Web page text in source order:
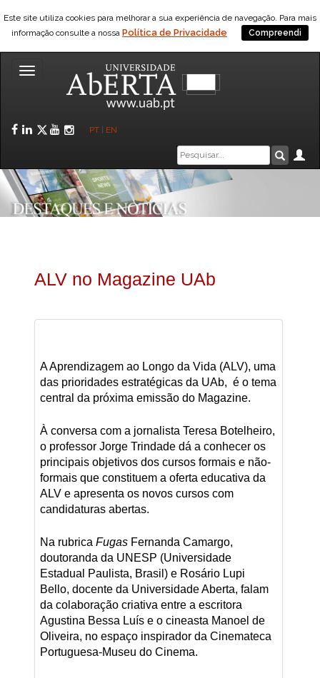
Este site utiliza cookies para melhorar a sua experiência de navegação. Para mais
informação consulte a nossa Política de Privacidade Compreendi
Toggle
Facebook
LinkedIn
Twitter
YouTube
Instagram
PT EN
Caixa
de
pesquisa
ALV no Magazine UAb
A Aprendizagem ao Longo da Vida (ALV), uma
das prioridades estratégicas da UAb, é o tema
central da próxima emissão do Magazine.
À conversa com a jornalista Teresa Botelheiro,
o professor Jorge Trindade dá a conhecer os
principais objetivos dos cursos formais e não-
formais que constituem a oferta educativa da
ALV e apresenta os novos cursos com
candidaturas abertas.
Na rubrica FugasFernanda Camargo,
doutoranda da UNESP (Universidade
Estadual Paulista, Brasil) e Rosário Lupi
Bello, docente da Universidade Aberta, falam
da colaboração criativa entre a escritora
Agustina Bessa Luís e o cineasta Manoel de
Oliveira, no espaço inspirador da Cinemateca
Portuguesa-Museu do Cinema.